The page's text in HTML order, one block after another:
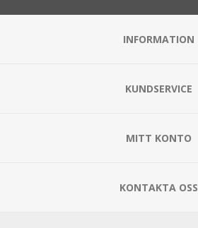
INFORMATION
KUNDSERVICE
MITT KONTO
KONTAKTA OSS